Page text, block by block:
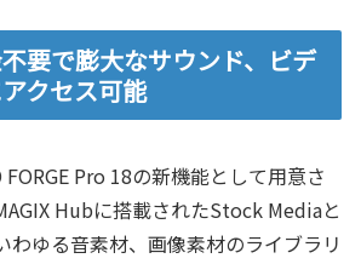
要で膨大なサウンド、ビデ
クセス可能
Pro 18の新機能として用意さ
Hubに搭載されたStock Mediaと
わゆる音素材、画像素材のライブラリ